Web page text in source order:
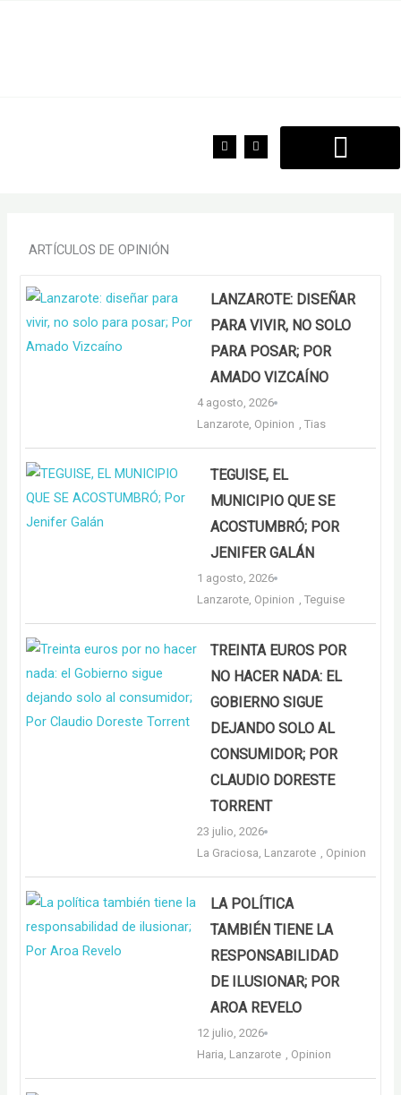
F
a
T
w
ARTÍCULOS DE OPINIÓN
LANZAROTE: DISEÑAR
PARA VIVIR, NO SOLO
PARA POSAR; POR
AMADO VIZCAÍNO
4 agosto, 2026
Lanzarote Opinion ,Tias
TEGUISE, EL
MUNICIPIO QUE SE
ACOSTUMBRÓ; POR
JENIFER GALÁN
1 agosto, 2026
Lanzarote Opinion ,Teguise
TREINTA EUROS POR
NO HACER NADA: EL
GOBIERNO SIGUE
DEJANDO SOLO AL
CONSUMIDOR; POR
CLAUDIO DORESTE
TORRENT
23 julio, 2026
La Graciosa Lanzarote Opinion
LA POLÍTICA
TAMBIÉN TIENE LA
RESPONSABILIDAD
DE ILUSIONAR; POR
AROA REVELO
12 julio, 2026
Haria Lanzarote Opinion